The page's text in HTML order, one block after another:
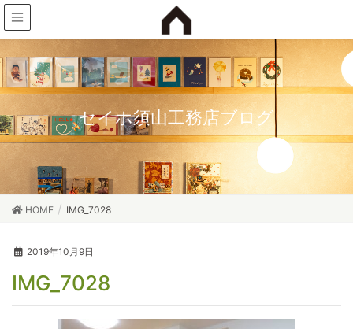
セイホ須山工務店ブログ
HOME IMG_7028
2019年10月9日
IMG_7028